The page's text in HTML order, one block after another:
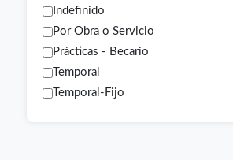
Indefinido
Por Obra o Servicio
Prácticas - Becario
Temporal
Temporal-Fijo